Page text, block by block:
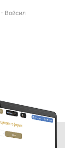
Войсил